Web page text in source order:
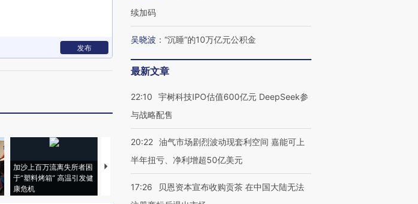
发布
加沙上百万流离失所者困
于“塑料烤箱” 高温引发健
康危机
视线｜HYROX的吸金
心“花钱找虐”？
马航飞行员跨国走私7万
毒品
育部长拱下台
续加码
吴晓波 ： “沉睡”的10万亿元公积金
最新文章
22:10
宇树科技IPO估值600亿元 DeepSeek参
与战略配售
20:22 油气市场剧烈波动现套利空间 嘉能可上
半年扭亏、净利增超50亿美元
17:26
贝恩资本宣布收购贡茶 在中国大陆无法